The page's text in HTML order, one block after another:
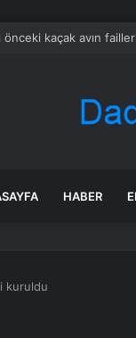
önceki kaçak avın
HABER
kuruldu